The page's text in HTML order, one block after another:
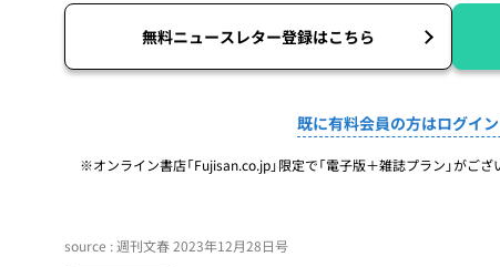
無料ニュースレター登録はこちら
既に有料会員の方はログイ
※オンライン書店「Fujisan.co.jp」限定で「電子版＋雑誌プラン」がご
source : 週刊文春 2023年12月28日号